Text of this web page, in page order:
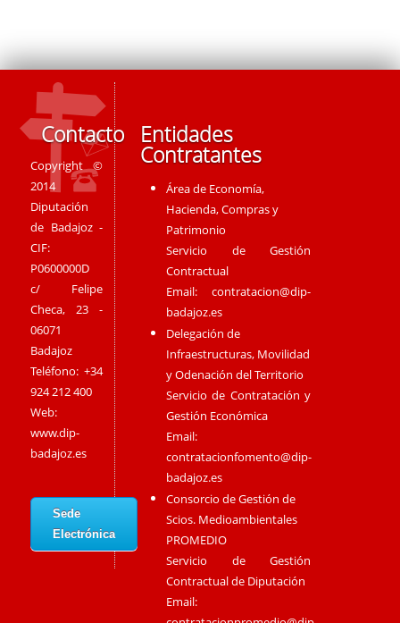
Contacto
Copyright ©
2014
Diputación
de Badajoz -
CIF:
P0600000D
c/ Felipe
Checa, 23 -
06071
Badajoz
Teléfono: +34
924 212 400
Web:
www.dip-
badajoz.es
Sede
Electrónica
Entidades
Contratantes
Área de Economía,
Hacienda, Compras y
Patrimonio
Servicio de Gestión
Contractual
Email:contratacion@dip-
badajoz.es
Delegación de
Infraestructuras, Movilidad
y Odenación del Territorio
Servicio de Contratación y
Gestión Económica
Email:
contratacionfomento@dip-
badajoz.es
Consorcio de Gestión de
Scios. Medioambientales
PROMEDIO
Servicio de Gestión
Contractual de Diputación
Email: